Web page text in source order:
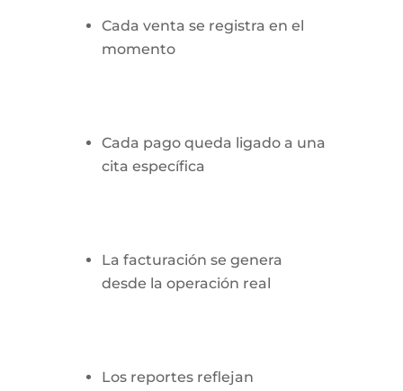
Cada venta se registra en el
momento
Cada pago queda ligado a una
cita específica
La facturación se genera
desde la operación real
Los reportes reflejan